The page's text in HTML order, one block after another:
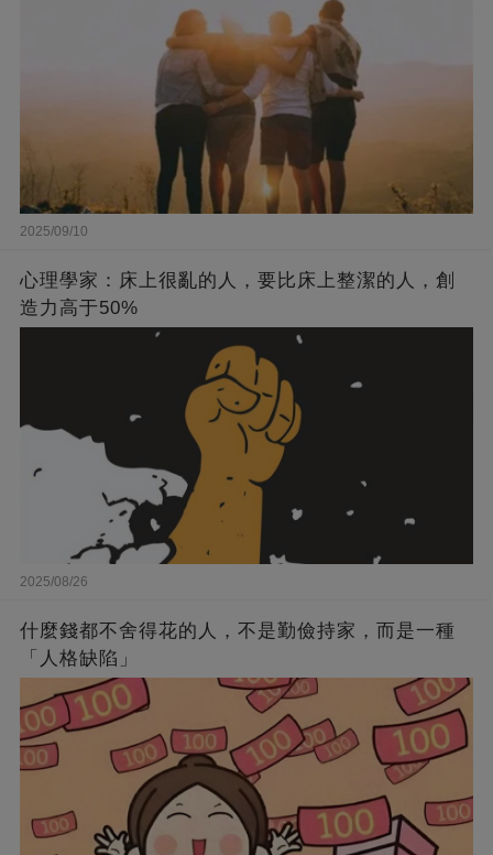
2025/09/10
心理學家：床上很亂的人，要比床上整潔的人，創
造力高于50%
2025/08/26
什麼錢都不舍得花的人，不是勤儉持家，而是一種
「人格缺陷」